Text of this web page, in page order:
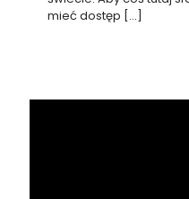
mieć dostęp […]